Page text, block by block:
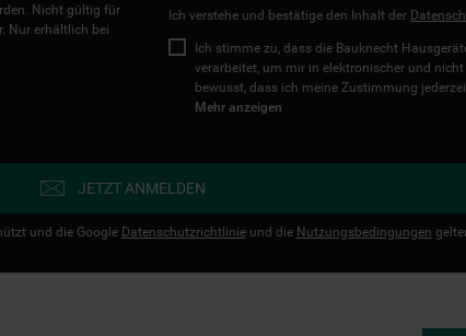
Nicht gültig für
Nur erhältlich bei
Ich verstehe und bestätige den Inhalt der
Ich stimme zu, dass die Bauknecht
verarbeitet, um mir in elektronischer und
bewusst, dass ich meine Zustimmung
Mehr anzeigen
JETZT ANMELDEN
und die Google Datenschutzrichtlinieund die Nutzungsbedingungen